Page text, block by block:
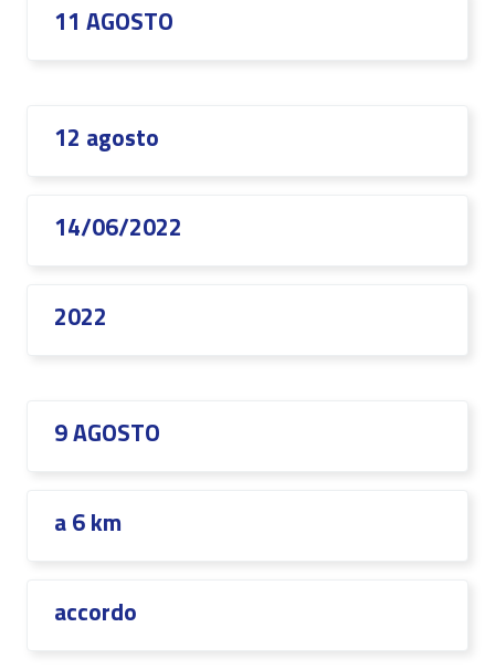
11 AGOSTO
12 agosto
14/06/2022
2022
9 AGOSTO
a 6 km
accordo